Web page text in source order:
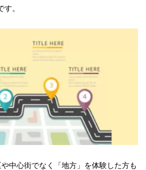
。
中心街でなく「地方」を体験した方も